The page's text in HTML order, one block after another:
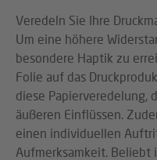
Veredeln Sie Ihre
Um eine höhere
besondere Haptik zu
Folie auf das
diese Papierveredelung,
äußeren Einflüssen.
einen individuellen
Aufmerksamkeit. Beliebt